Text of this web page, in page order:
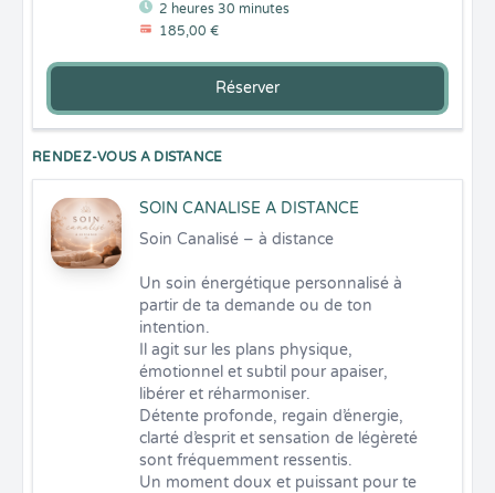
2 heures 30 minutes
185,00 €
Réserver
RENDEZ-VOUS A DISTANCE
SOIN CANALISE A DISTANCE
Soin Canalisé – à distance
Un soin énergétique personnalisé à
partir de ta demande ou de ton
intention.
Il agit sur les plans physique,
émotionnel et subtil pour apaiser,
libérer et réharmoniser.
Détente profonde, regain d’énergie,
clarté d’esprit et sensation de légèreté
sont fréquemment ressentis.
Un moment doux et puissant pour te